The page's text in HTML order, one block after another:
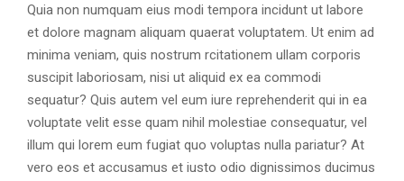
Quia non numquam eius modi tempora incidunt ut labore
et dolore magnam aliquam quaerat voluptatem. Ut enim ad
minima veniam, quis nostrum rcitationem ullam corporis
suscipit laboriosam, nisi ut aliquid ex ea commodi
sequatur? Quis autem vel eum iure reprehenderit qui in ea
voluptate velit esse quam nihil molestiae consequatur, vel
illum qui lorem eum fugiat quo voluptas nulla pariatur? At
vero eos et accusamus et iusto odio dignissimos ducimus